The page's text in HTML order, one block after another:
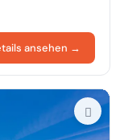
ansehen →